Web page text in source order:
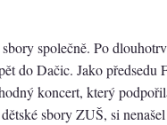
společně. Po
do Dačic. Jako předsedu
koncert, který
sbory ZUŠ, si